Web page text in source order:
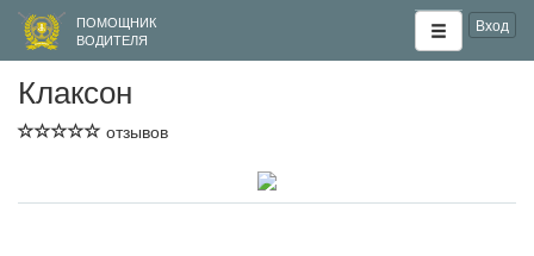
ПОМОЩНИК
ВОДИТЕЛЯ
Вход
Клаксон
отзывов